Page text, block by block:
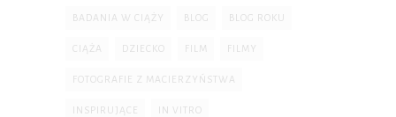
BADANIA W CIĄŻY BLOG BLOG ROKU
CIĄŻA DZIECKO FILM FILMY
FOTOGRAFIE Z MACIERZYŃSTWA
INSPIRUJĄCE IN VITRO